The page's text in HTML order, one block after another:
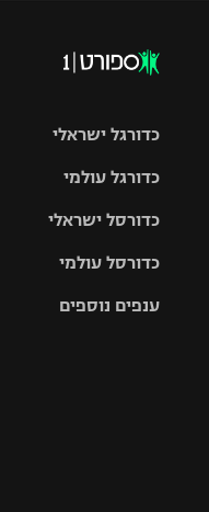
כדורגל ישראלי
גביע הטוטו
כדורגל עולמי
האלופות
ליגה
כדורסל ישראלי
סל
כדורסל עולמי
ענפים נוספים